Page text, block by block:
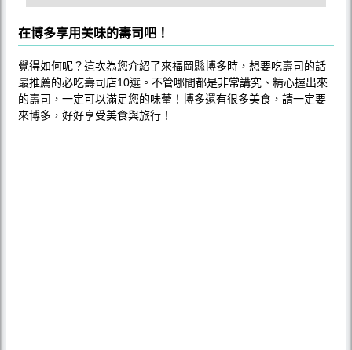
在博多享用美味的壽司吧！
覺得如何呢？這次為您介紹了來福岡縣博多時，想要吃壽司的話
最推薦的必吃壽司店10選。不管哪間都是非常講究、精心握出來
的壽司，一定可以滿足您的味蕾！博多還有很多美食，請一定要
來博多，好好享受美食與旅行！